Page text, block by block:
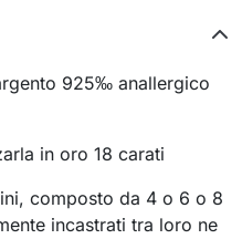
925‰ anallergico
in oro 18 carati
composto da 4 o 6 o 8
incastrati tra loro ne